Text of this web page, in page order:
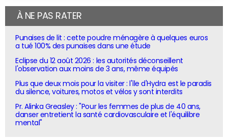
À NE PAS RATER
Punaises de lit : cette poudre ménagère à quelques euros
a tué 100% des punaises dans une étude
Eclipse du 12 août 2026 : les autorités déconseillent
l'observation aux moins de 3 ans, même équipés
Plus que deux mois pour la visiter : l'île d'Hydra est le paradis
du silence, voitures, motos et vélos y sont interdits
Pr. Alinka Greasley : "Pour les femmes de plus de 40 ans,
danser entretient la santé cardiovasculaire et l'équilibre
mental"